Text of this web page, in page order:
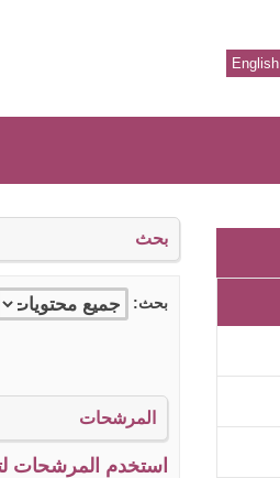
English
بحث
بحث:
المرشحات
استخدم المرشحات